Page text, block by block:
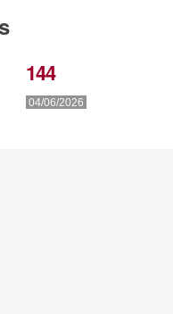
144
04/06/2026